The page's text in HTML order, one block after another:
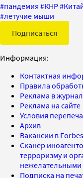
#пандемия #КНР#
#летучие мыши
Подписаться
Информация:
Контактная
Правила
Реклама в
Реклама на сайте
Условия
Архив
Вакансии в
Сканер
терроризму и
нежелательными
Подписка на